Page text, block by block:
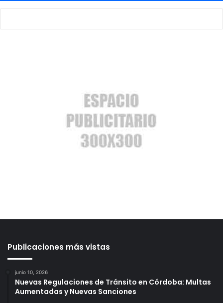
Publicaciones más vistas
junio 10, 2026
Nuevas Regulaciones de Tránsito en Córdoba: Multas
Aumentadas y Nuevas Sanciones